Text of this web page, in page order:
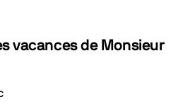
vacances de Monsieur
: